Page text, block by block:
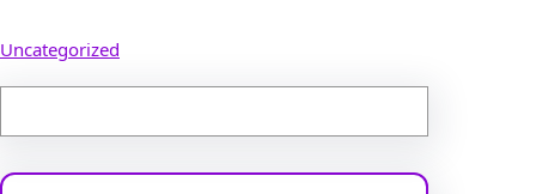
Uncategorized